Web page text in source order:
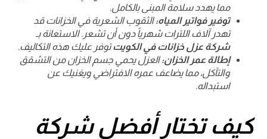
مما يهدد سلامة المبنى بالكامل.
توفير فواتير المياه:الثقوب الشعرية في الخزانات قد
تهدر آلاف اللترات شهرياً دون أن تشعر. الاستعانة بـ
شركة عزل خزانات في الكويتتوفر عليك هذه التكاليف.
إطالة عمر الخزان:العزل يحمي جسم الخزان من التشقق
والتآكل، مما يضاعف عمره الافتراضي ويغنيك عن
استبداله.
كيف تختار أفضل شركة